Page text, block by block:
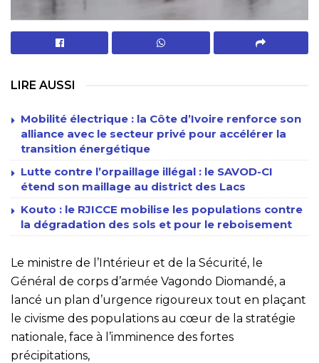
LIRE AUSSI
Mobilité électrique : la Côte d’Ivoire renforce son
alliance avec le secteur privé pour accélérer la
transition énergétique
Lutte contre l’orpaillage illégal : le SAVOD-CI
étend son maillage au district des Lacs
Kouto : le RJICCE mobilise les populations contre
la dégradation des sols et pour le reboisement
Le ministre de l’Intérieur et de la Sécurité, le
Général de corps d’armée Vagondo Diomandé, a
lancé un plan d’urgence rigoureux tout en plaçant
le civisme des populations au cœur de la stratégie
nationale, face à l’imminence des fortes
précipitations,